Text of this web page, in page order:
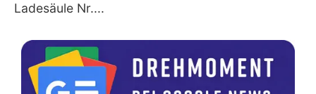
Ladesäule Nr....